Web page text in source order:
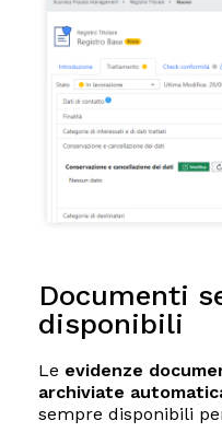
Documenti
disponibili
Le evidenze
archiviate
sempre disponibili